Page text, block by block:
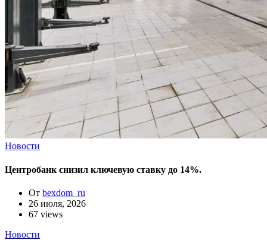
Новости
Центробанк снизил ключевую ставку до 14%.
От bexdom_ru
26 июля, 2026
67 views
Новости